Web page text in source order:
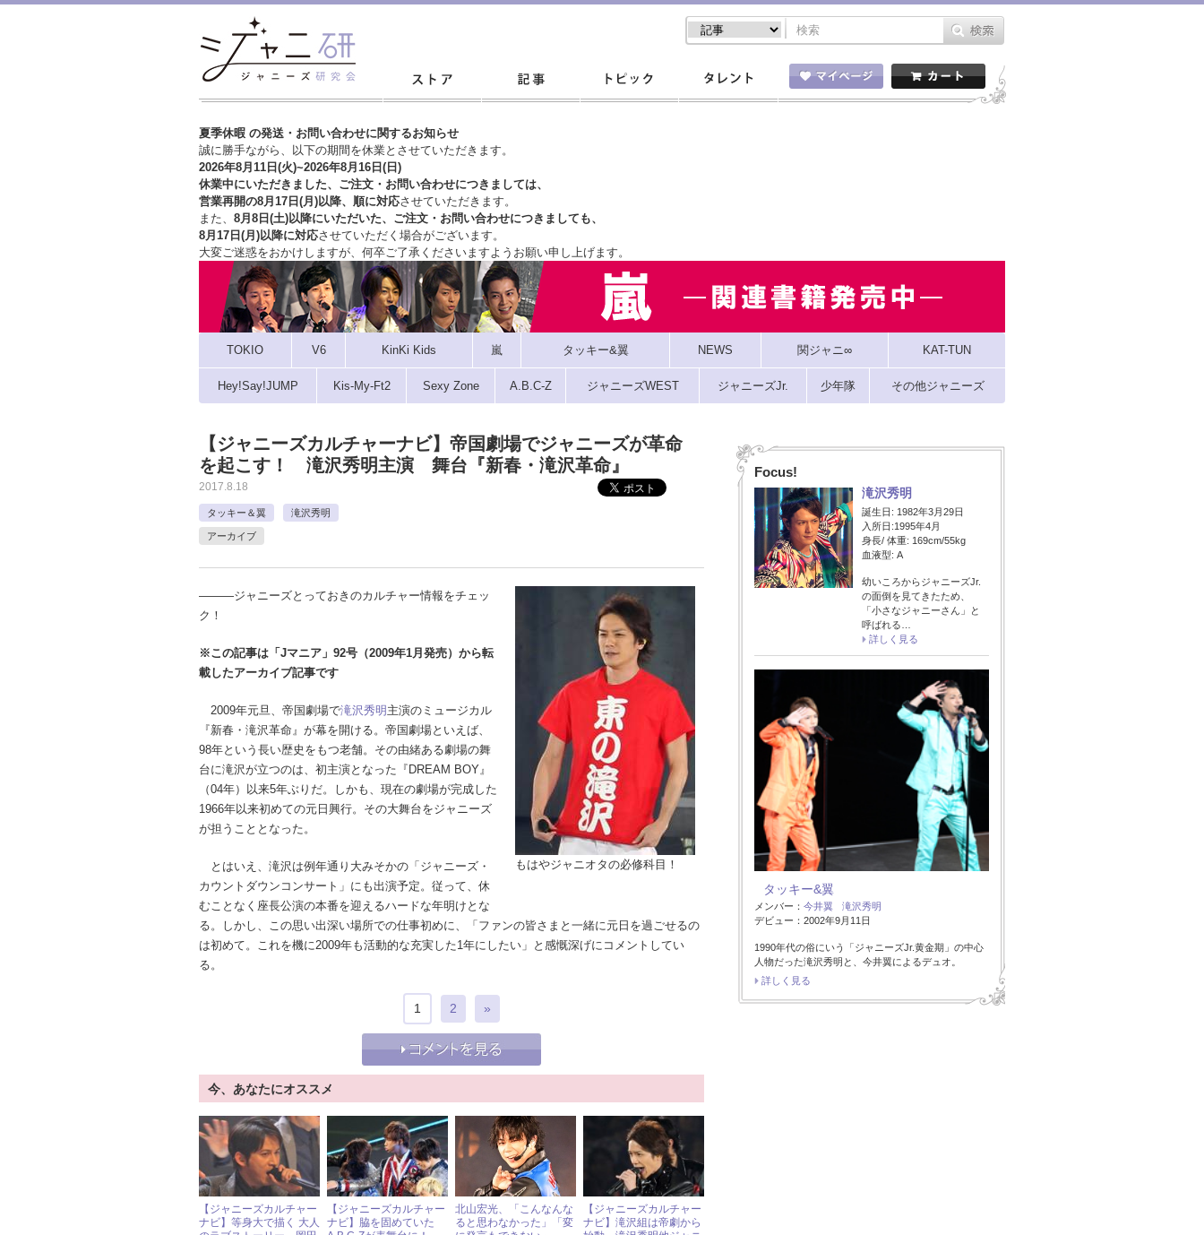
夏季休暇 の発送・お問い合わせに関するお知らせ
誠に勝手ながら、以下の期間を休業とさせていただきます。
2026年8月11日(火)~2026年8月16日(日)
休業中にいただきました、ご注文・お問い合わせにつきましては、
営業再開の8月17日(月)以降、順に対応させていただきます。
また、 8月8日(土)以降にいただいた、ご注文・ お問い合わせにつきましても、
8月17日(月)以降に対応させていただく場合がございます。
大変ご迷惑をおかけしますが、 何卒ご了承くださいますようお願い申し上げます。
TOKIO V6 KinKi Kids 嵐 タッキー&翼 NEWS 関ジャニ∞ KAT-TUN
Hey!Say!JUMP Kis-My-Ft2 Sexy Zone A.B.C-Z ジャニーズWEST ジャニーズJr. 少年隊 その他ジャニーズ
【ジャニーズカルチャーナビ】帝国劇場でジャニーズが革命
を起こす！ 滝沢秀明主演 舞台『新春・滝沢革命』
2017.8.18
タッキー＆翼 滝沢秀明
アーカイブ
もはやジャニオタの必修科目！
―――ジャニーズとっておきのカルチャー情報をチェッ
ク！
※この記事は「Jマニア」92号（2009年1月発売）から転
載したアーカイブ記事です
2009年元旦、帝国劇場で滝沢秀明 主演のミュージカル
『新春・滝沢革命』が幕を開ける。帝国劇場といえば、
98年という長い歴史をもつ老舗。その由緒ある劇場の舞
台に滝沢が立つのは、初主演となった『DREAM BOY』
（04年）以来5年ぶりだ。しかも、現在の劇場が完成した
1966年以来初めての元日興行。その大舞台をジャニーズ
が担うこととなった。
とはいえ、滝沢は例年通り大みそかの「ジャニーズ・
カウントダウンコンサート」にも出演予定。従って、休
むことなく座長公演の本番を迎えるハードな年明けとな
る。しかし、この思い出深い場所での仕事初めに、「ファンの皆さまと一緒に元日を過ごせるの
は初めて。これを機に2009年も活動的な充実した1年にしたい」と感慨深げにコメントしてい
る。
1 2 »
今、あなたにオススメ
【ジャニーズカルチャー
ナビ】等身大で描く 大人
【ジャニーズカルチャー
ナビ】脇を固めていた
北山宏光、「こんなんな
ると思わなかった」「変
【ジャニーズカルチャー
ナビ】滝沢組は帝劇から
Focus!
滝沢秀明
誕生日: 1982年3月29日
入所日:1995年4月
身長/ 体重: 169cm/55kg
血液型: A
幼いころからジャニーズJr.
の面倒を見てきたため、
「小さなジャニーさん」と
呼ばれる…
詳しく見る
タッキー&翼
メンバー： 今井翼
滝沢秀明
デビュー：2002年9月11日
1990年代の俗にいう「ジャニーズJr.黄金期」の中心
人物だった滝沢秀明と、今井翼によるデュオ。
詳しく見る